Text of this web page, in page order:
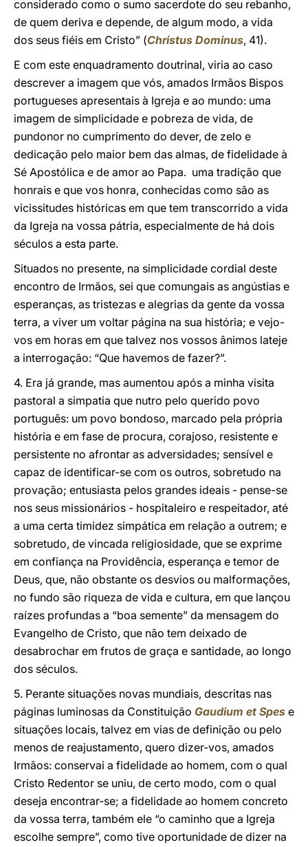
considerado como o sumo sacerdote do seu rebanho,
de quem deriva e depende, de algum modo, a vida
dos seus fiéis em Cristo” (Christus Dominus, 41).
E com este enquadramento doutrinal, viria ao caso
descrever a imagem que vós, amados Irmãos Bispos
portugueses apresentais à Igreja e ao mundo: uma
imagem de simplicidade e pobreza de vida, de
pundonor no cumprimento do dever, de zelo e
dedicação pelo maior bem das almas, de fidelidade à
Sé Apostólica e de amor ao Papa. uma tradição que
honrais e que vos honra, conhecidas como são as
vicissitudes históricas em que tem transcorrido a vida
da Igreja na vossa pátria, especialmente de há dois
séculos a esta parte.
Situados no presente, na simplicidade cordial deste
encontro de Irmãos, sei que comungais as angústias e
esperanças, as tristezas e alegrias da gente da vossa
terra, a viver um voltar página na sua história; e vejo-
vos em horas em que talvez nos vossos ânimos lateje
a interrogação: “Que havemos de fazer?”.
4. Era já grande, mas aumentou após a minha visita
pastoral a simpatia que nutro pelo querido povo
português: um povo bondoso, marcado pela própria
história e em fase de procura, corajoso, resistente e
persistente no afrontar as adversidades; sensível e
capaz de identificar-se com os outros, sobretudo na
provação; entusiasta pelos grandes ideais - pense-se
nos seus missionários - hospitaleiro e respeitador, até
a uma certa timidez simpática em relação a outrem; e
sobretudo, de vincada religiosidade, que se exprime
em confiança na Providência, esperança e temor de
Deus, que, não obstante os desvios ou malformações,
no fundo são riqueza de vida e cultura, em que lançou
raízes profundas a “boa semente” da mensagem do
Evangelho de Cristo, que não tem deixado de
desabrochar em frutos de graça e santidade, ao longo
dos séculos.
5. Perante situações novas mundiais, descritas nas
páginas luminosas da Constituição Gaudium et Spes e
situações locais, talvez em vias de definição ou pelo
menos de reajustamento, quero dizer-vos, amados
Irmãos: conservai a fidelidade ao homem, com o qual
Cristo Redentor se uniu, de certo modo, com o qual
deseja encontrar-se; a fidelidade ao homem concreto
da vossa terra, também ele “o caminho que a Igreja
escolhe sempre”, como tive oportunidade de dizer na